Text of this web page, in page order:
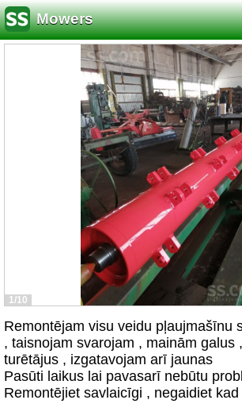
Mowers
1/10
Remontējam visu veidu pļaujmašīnu
, taisnojam svarojam , mainām galus
turētājus , izgatavojam arī jaunas
Pasūti laikus lai pavasarī nebūtu
Remontējiet savlaicīgi , negaidiet